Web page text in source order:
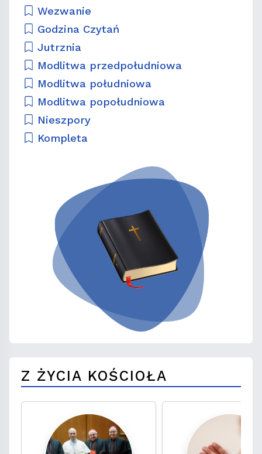
Wezwanie
Godzina Czytań
Jutrznia
Modlitwa przedpołudniowa
Modlitwa południowa
Modlitwa popołudniowa
Nieszpory
Kompleta
Z ŻYCIA KOŚCIOŁA